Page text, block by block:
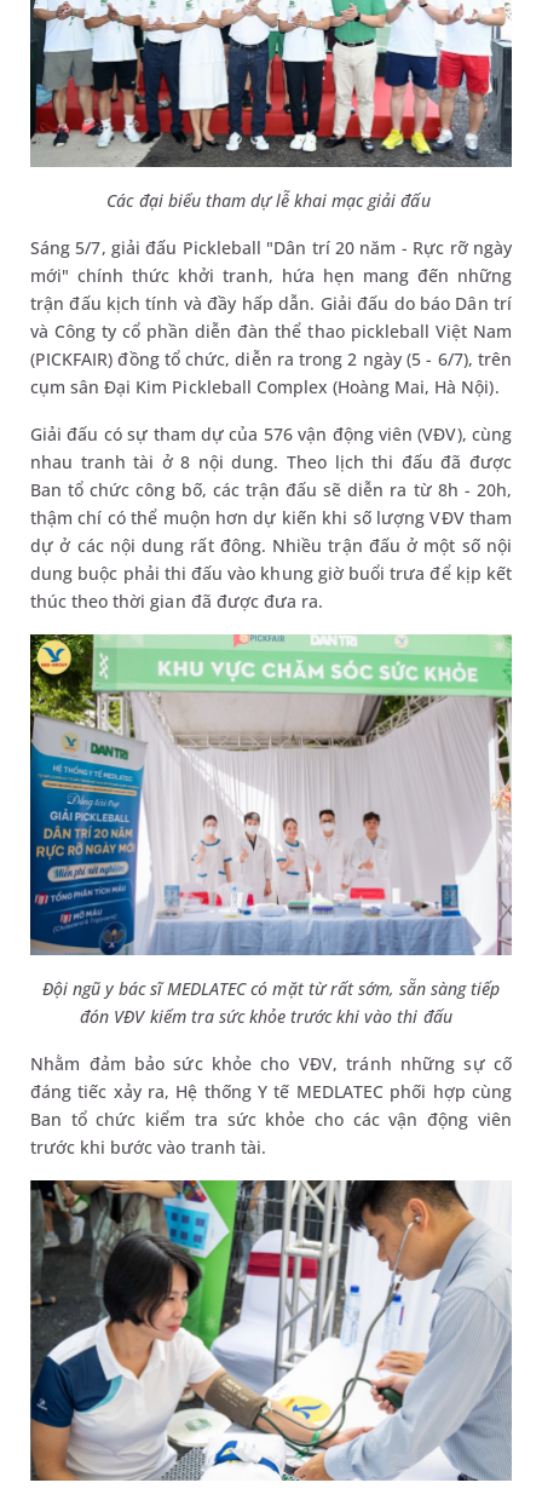
Các đại biểu tham dự lễ khai mạc giải đấu
Sáng 5/7, giải đấu Pickleball "Dân trí 20 năm - Rực rỡ ngày
mới" chính thức khởi tranh, hứa hẹn mang đến những
trận đấu kịch tính và đầy hấp dẫn. Giải đấu do báo Dân trí
và Công ty cổ phần diễn đàn thể thao pickleball Việt Nam
(PICKFAIR) đồng tổ chức, diễn ra trong 2 ngày (5 - 6/7), trên
cụm sân Đại Kim Pickleball Complex (Hoàng Mai, Hà Nội).
Giải đấu có sự tham dự của 576 vận động viên (VĐV), cùng
nhau tranh tài ở 8 nội dung. Theo lịch thi đấu đã được
Ban tổ chức công bố, các trận đấu sẽ diễn ra từ 8h - 20h,
thậm chí có thể muộn hơn dự kiến khi số lượng VĐV tham
dự ở các nội dung rất đông. Nhiều trận đấu ở một số nội
dung buộc phải thi đấu vào khung giờ buổi trưa để kịp kết
thúc theo thời gian đã được đưa ra.
Đội ngũ y bác sĩ MEDLATEC có mặt từ rất sớm, sẵn sàng tiếp
đón VĐV kiểm tra sức khỏe trước khi vào thi đấu
Nhằm đảm bảo sức khỏe cho VĐV, tránh những sự cố
đáng tiếc xảy ra, Hệ thống Y tế MEDLATEC phối hợp cùng
Ban tổ chức kiểm tra sức khỏe cho các vận động viên
trước khi bước vào tranh tài.